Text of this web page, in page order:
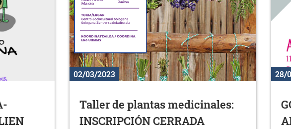
02/03/2023
Taller de plantas medicinales:
INSCRIPCIÓN CERRADA
28/